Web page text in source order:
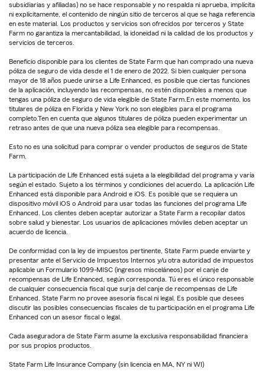
subsidiarias y afiliadas) no se hace responsable y no respalda ni aprueba, implícita
ni explícitamente, el contenido de ningún sitio de terceros al que se haga referencia
en este material. Los productos y servicios son ofrecidos por terceros y State
Farm no garantiza la mercantabilidad, la idoneidad ni la calidad de los productos y
servicios de terceros.
Beneficio disponible para los clientes de State Farm que han comprado una nueva
póliza de seguro de vida desde el 1 de enero de 2022. Si bien cualquier persona
mayor de 18 años puede unirse a Life Enhanced, es posible que ciertas funciones
de la aplicación, incluyendo las recompensas, no estén disponibles a menos que
tengas una póliza de seguro de vida elegible de State Farm.En este momento, los
titulares de póliza en Florida y New York no son elegibles para el programa
completo.Ten en cuenta que algunos titulares de póliza pueden experimentar un
retraso antes de que una nueva póliza sea elegible para recompensas.
Esto no es una solicitud para comprar o vender productos de seguros de State
Farm.
La participación de Life Enhanced está sujeta a la elegibilidad del programa y varía
según el estado. Sujeto a los términos y condiciones del acuerdo. La aplicación Life
Enhanced está disponible para Android e iOS. Es posible que se requiera un
dispositivo móvil iOS o Android para usar todas las funciones del programa Life
Enhanced. Los clientes deben aceptar autorizar a State Farm a recopilar datos
sobre salud y bienestar. Los usuarios de aplicaciones móviles deben aceptar un
acuerdo de licencia.
De conformidad con la ley de impuestos pertinente, State Farm puede enviarte y
presentar ante el Servicio de Impuestos Internos y/u otra autoridad de impuestos
aplicable un Formulario 1099-MISC (ingresos misceláneos) por el canje de
recompensas de Life Enhanced, según corresponda. Tú eres el único responsable
de cualquier consecuencia fiscal que surja del canje de recompensas de Life
Enhanced. State Farm no provee asesoría fiscal ni legal. Es posible que desees
discutir las posibles consecuencias fiscales de tu participación en el programa Life
Enhanced con un asesor fiscal o legal.
Cada aseguradora de State Farm asume la exclusiva responsabilidad financiera
por sus propios productos.
State Farm Life Insurance Company (sin licencia en MA, NY ni WI)